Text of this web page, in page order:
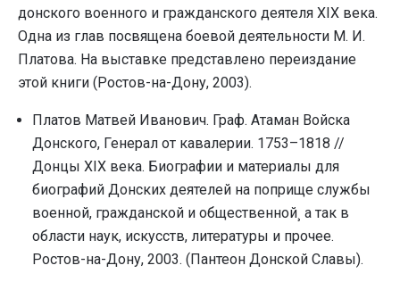
донского военного и гражданского деятеля XIX века.
Одна из глав посвящена боевой деятельности М. И.
Платова. На выставке представлено переиздание
этой книги (Ростов-на-Дону, 2003).
Платов Матвей Иванович. Граф. Атаман Войска
Донского, Генерал от кавалерии. 1753–1818 //
Донцы XIX века. Биографии и материалы для
биографий Донских деятелей на поприще службы
военной, гражданской и общественной¸ а так в
области наук, искусств, литературы и прочее.
Ростов-на-Дону, 2003. (Пантеон Донской Славы).